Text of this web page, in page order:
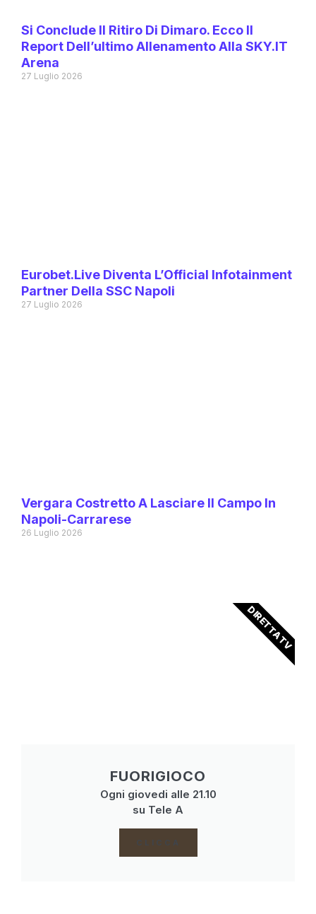
Si Conclude Il Ritiro Di Dimaro. Ecco Il
Report Dell’ultimo Allenamento Alla SKY.IT
Arena
27 Luglio 2026
Eurobet.live Diventa L’Official Infotainment
Partner Della SSC Napoli
27 Luglio 2026
Vergara Costretto A Lasciare Il Campo In
Napoli-Carrarese
26 Luglio 2026
FUORIGIOCO
Ogni giovedi alle 21.10
su Tele A
CLICCA
DIRETTA TV